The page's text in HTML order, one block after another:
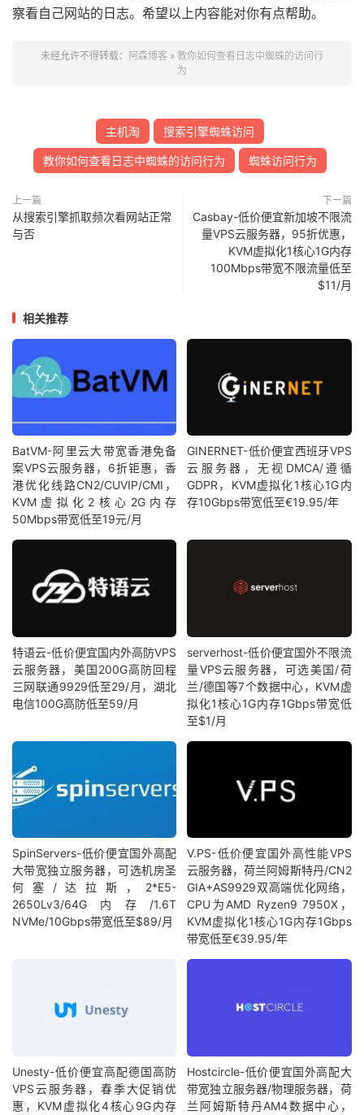
察看自己网站的日志。希望以上内容能对你有点帮助。
未经允许不得转载： 阿森博客 » 教你如何查看日志中蜘蛛的访问行
为
主机淘 搜索引擎蜘蛛访问
教你如何查看日志中蜘蛛的访问行为 蜘蛛访问行为
上一篇
从搜索引擎抓取频次看网站正常
与否
下一篇
Casbay-低价便宜新加坡不限流
量VPS云服务器，95折优惠，
KVM虚拟化1核心1G内存
100Mbps带宽不限流量低至
$11/月
相关推荐
BatVM-阿里云大带宽香港免备
案VPS云服务器，6折钜惠，香
港优化线路CN2/CUVIP/CMI，
KVM虚拟化2核心2G内存
50Mbps带宽低至19元/月
GINERNET-低价便宜西班牙VPS
云服务器，无视DMCA/遵循
GDPR，KVM虚拟化1核心1G内
存10Gbps带宽低至€19.95/年
特语云-低价便宜国内外高防VPS
云服务器，美国200G高防回程
三网联通9929低至29/月，湖北
电信100G高防低至59/月
serverhost-低价便宜国外不限流
量VPS云服务器，可选美国/荷
兰/德国等7个数据中心，KVM虚
拟化1核心1G内存1Gbps带宽低
至$1/月
SpinServers-低价便宜国外高配
大带宽独立服务器，可选机房圣
何塞/达拉斯，2*E5-
2650Lv3/64G内存/1.6T
NVMe/10Gbps带宽低至$89/月
V.PS-低价便宜国外高性能VPS
云服务器，荷兰阿姆斯特丹/CN2
GIA+AS9929双高端优化网络，
CPU为AMD Ryzen9 7950X，
KVM虚拟化1核心1G内存1Gbps
带宽低至€39.95/年
Unesty-低价便宜高配德国高防
VPS云服务器，春季大促销优
惠，KVM虚拟化4核心9G内存
Hostcircle-低价便宜国外高配大
带宽独立服务器/物理服务器，荷
兰阿姆斯特丹AM4数据中心，